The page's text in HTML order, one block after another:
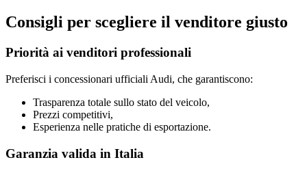
Consigli per scegliere il venditore giusto
Priorità ai venditori professionali
Preferisci i concessionari ufficiali Audi, che garantiscono:
Trasparenza totale sullo stato del veicolo,
Prezzi competitivi,
Esperienza nelle pratiche di esportazione.
Garanzia valida in Italia